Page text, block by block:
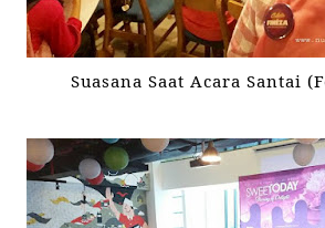
Suasana Saat Acara Santai